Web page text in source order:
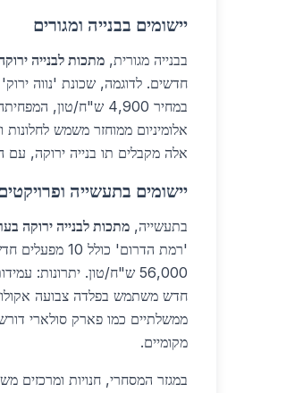
יישומים בבנייה ומגורים
בבנייה מגורית, מתכות לבנייה
אלה מקבלים תו בנייה ירוקה,
יישומים בתעשייה
בתעשייה, מתכות לבנייה ירוקה
'רמת הדרום'
חדש משתמש בפלדה צבועה
מקומיים.